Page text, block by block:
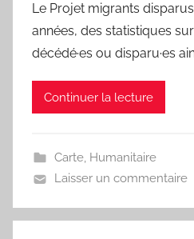
r
j
m
a
r
e
a
Le Projet migrants
années, des statistiques
décédé·es ou disparu·es
Continuer la lecture
Carte, Humanitaire
Laisser un commentaire